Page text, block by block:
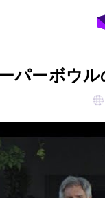
パーボウ